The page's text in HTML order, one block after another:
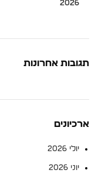
האם אי פעם עמדתם מול
עם מראה מנצח? בחירת
רק עניין של
2026, הגבר
לחופש התנועה של
לבניית מלתחה
2026
תגובות אחרונות
ארכיונים
יולי 2026
יוני 2026